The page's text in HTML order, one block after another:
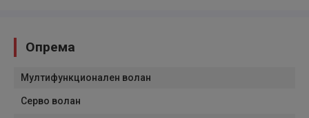
Опрема
Мултифункционален волан
Серво волан